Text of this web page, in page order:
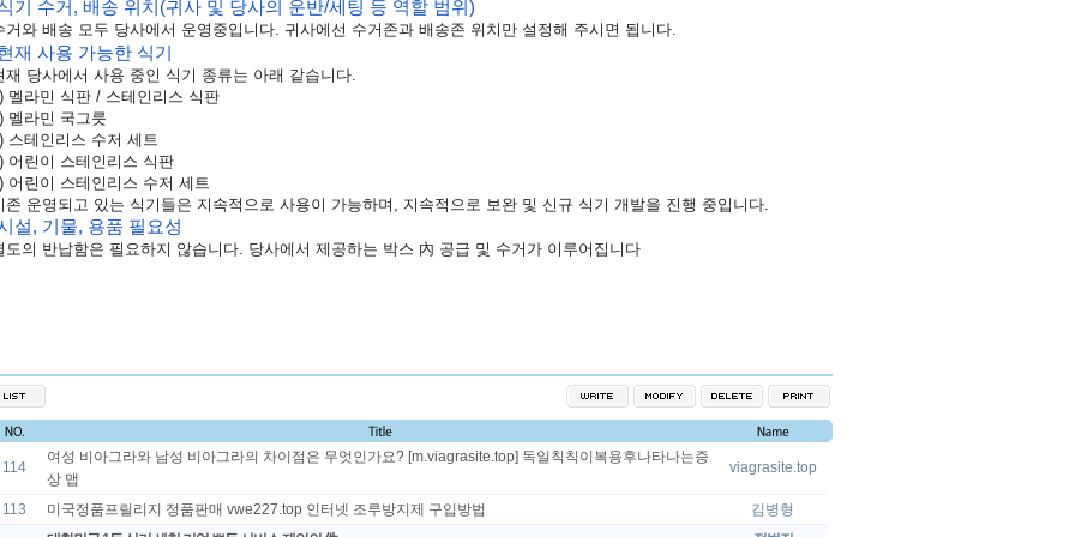
기 수거, 배송 위치(귀사 및 당사의 운반/세팅 등 역할 범위)
거와 배송 모두 당사에서 운영중입니다. 귀사에선 수거 존과 배송존 위치만 설정해 주시면 됩니다.
재 사용 가능한 식기
재 당사에서 사용 중인 식기 종류는 아래 같습니다.
멜라민 식판 / 스테인리스 식판
멜라민 국그릇
스테인리스 수저 세트
어린이 스테인리스 식판
어린이 스테인리스 수저 세트
존 운영되고 있는 식기들은 지속적으로 사용이 가능하며 , 지속적으로 보완 및 신규 식기 개발을 진행 중입니다.
설, 기물, 용품 필요성
도의 반납함은 필요하지 않습니다. 당사에서 제공하는 박스 內 공급 및 수거가 이루어집니다
114
여성 비아그라와 남성 비아그라의 차이점은 무엇인가요? [m.viagrasite.top] 독일칙칙이복용후나타나는증
상 맵
viagrasite.top
113 미국정품프릴리지 정품판매 vwe227.top 인터넷 조루방지제 구입방법
김병형